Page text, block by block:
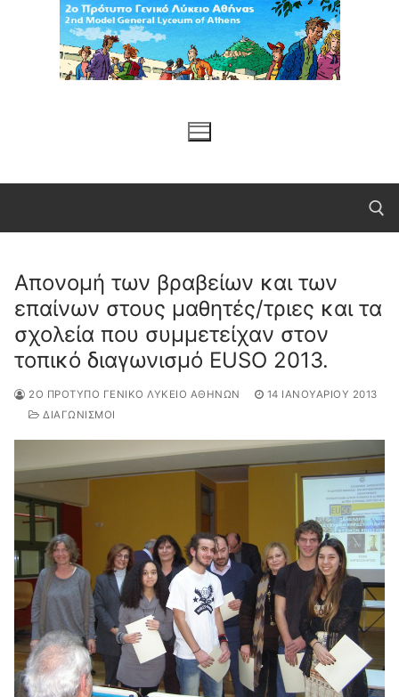
Μετάβαση
περιεχόμενο
Αναζήτηση για:
Απονομή των βραβείων και των
επαίνων στους μαθητές/τριες και τα
σχολεία που συμμετείχαν στον
τοπικό διαγωνισμό EUSO 2013.
2Ο ΠΡΌΤΥΠΟ ΓΕΝΙΚΌ ΛΎΚΕΙΟ ΑΘΗΝΏΝ
14 ΙΑΝΟΥΑΡΊΟΥ 2013
ΔΙΑΓΩΝΙΣΜΟΊ